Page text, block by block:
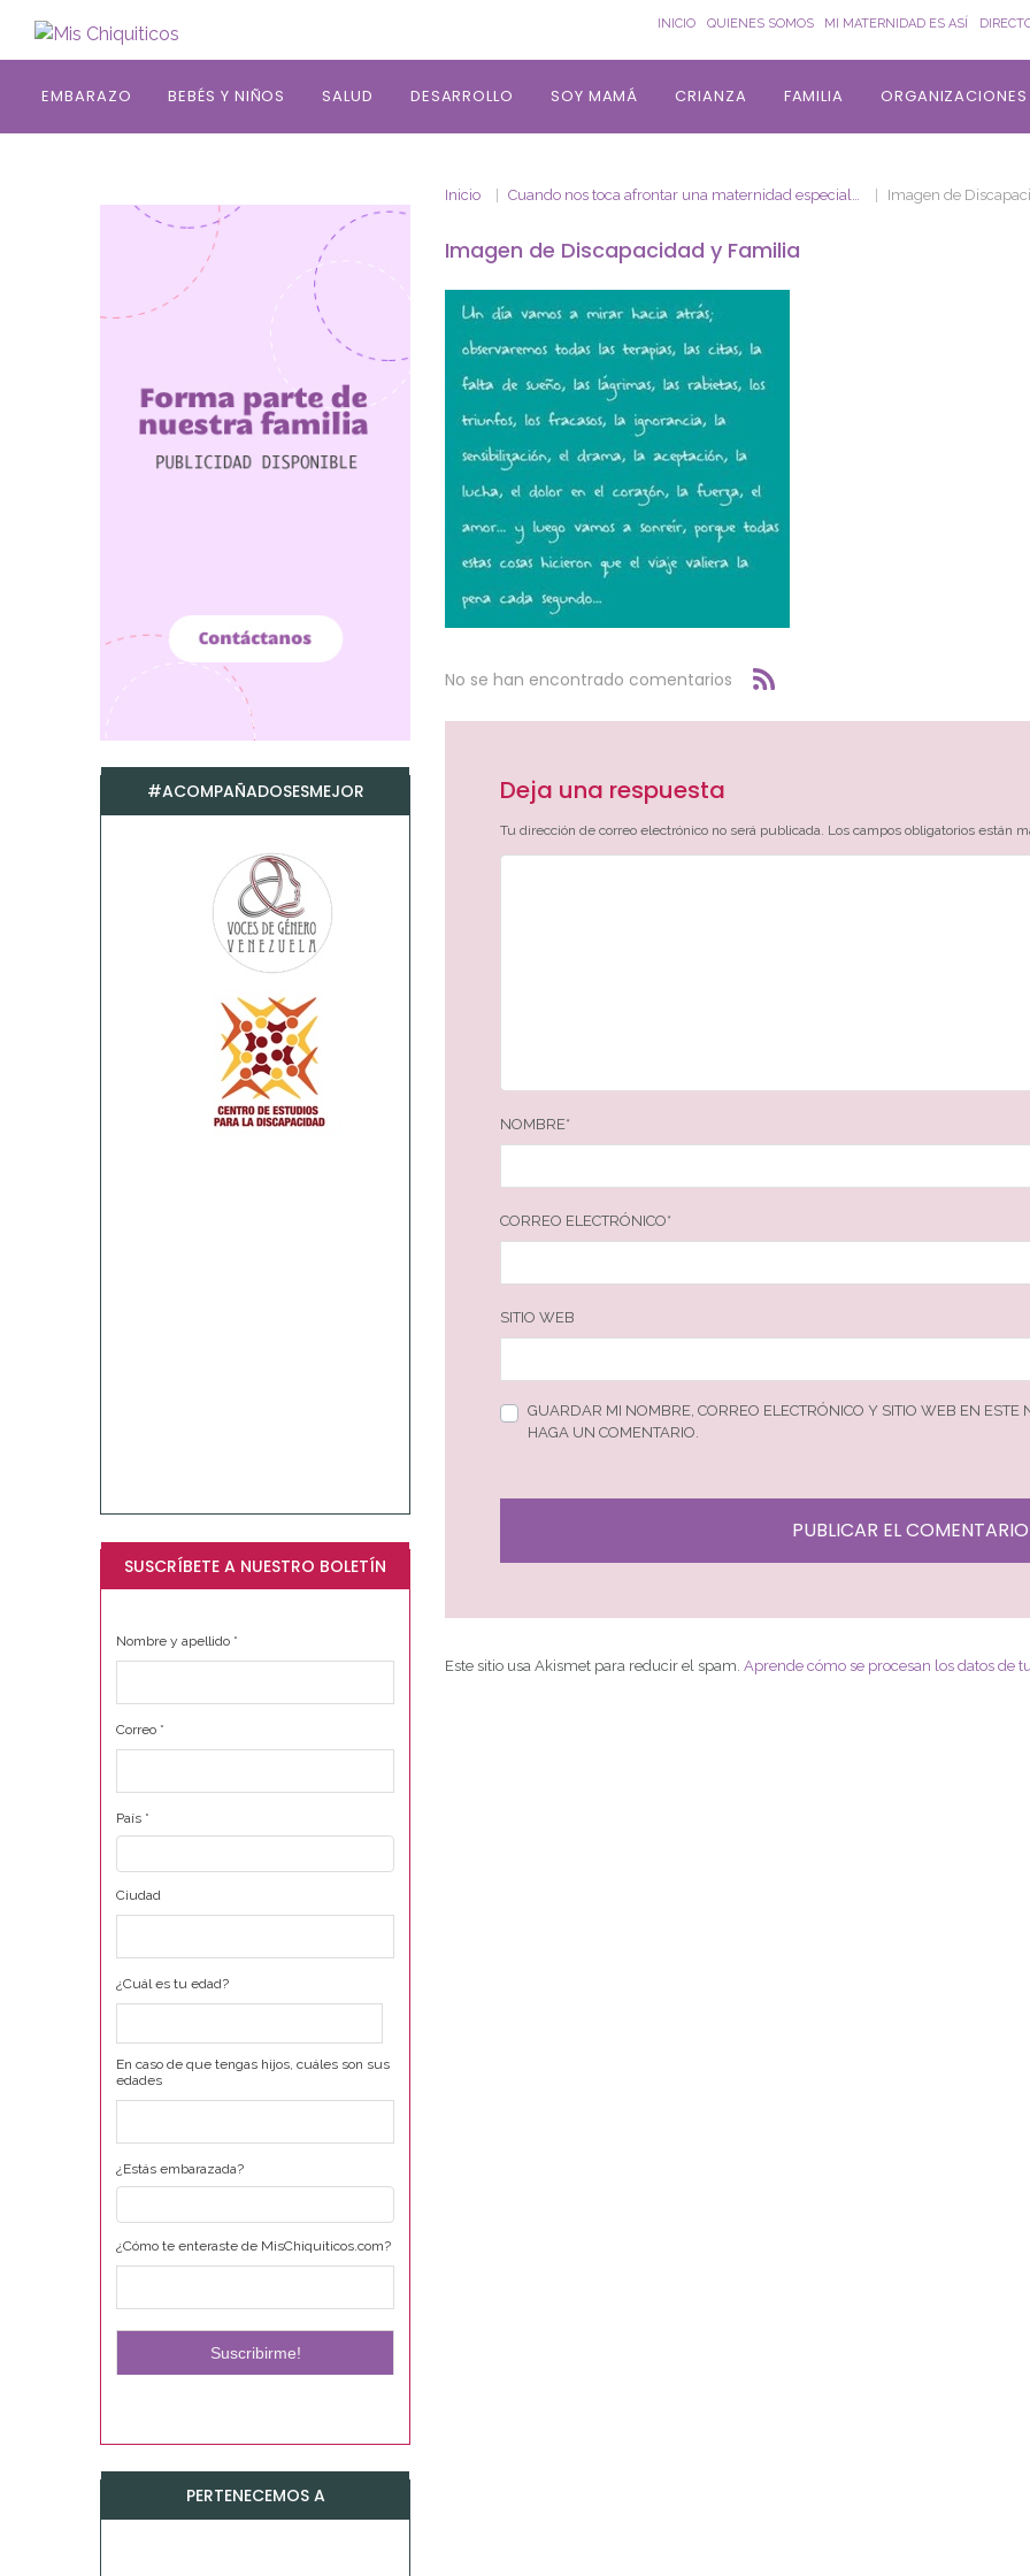
INICIO QUIENES SOMOS MI MATERNIDAD ES ASÍ
EMBARAZO BEBÉS Y NIÑOS SALUD DESARROLLO SOY MAMÁ CRIANZA FAMILIA ORGANIZACIONES
Inicio Cuando nos toca afrontar una maternidad especial… Imagen de
Imagen de Discapacidad y Familia
No se han encontrado comentarios
Deja una respuesta
Tu dirección de correo electrónico no será publicada. Los campos obligatorios están
NOMBRE*
CORREO ELECTRÓNICO*
SITIO WEB
GUARDAR MI NOMBRE, CORREO ELECTRÓNICO Y SITIO WEB EN
HAGA UN COMENTARIO.
Este sitio usa Akismet para reducir el spam. Aprende cómo se procesan los datos de
#ACOMPAÑADOSESMEJOR
SUSCRÍBETE A NUESTRO BOLETÍN
Nombre y apellido *
Correo *
País *
Ciudad
¿Cuál es tu edad?
En caso de que tengas hijos, cuáles son sus
edades
¿Estás embarazada?
¿Cómo te enteraste de MisChiquiticos.com?
PERTENECEMOS A